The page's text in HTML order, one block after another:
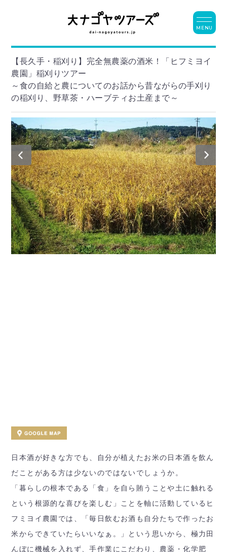
【長久手・稲刈り】完全無農薬の酒米！「ヒフミヨイ
農園」稲刈りツアー
～食の自給と農についてのお話から昔ながらの手刈り
の稲刈り、野草茶・ハーブティお土産まで～
日本酒が好きな方でも、自分が植えたお米の日本酒を飲ん
だことがある方は少ないのではないでしょうか。
「暮らしの根本である「食」を自ら賄うことや土に触れる
という根源的な喜びを楽しむ」ことを軸に活動しているヒ
フミヨイ農園では、「毎日飲むお酒も自分たちで作ったお
米からできていたらいいなぁ。」という思いから、極力田
んぼに機械を入れず、手作業にこだわり、農薬・化学肥
MENU